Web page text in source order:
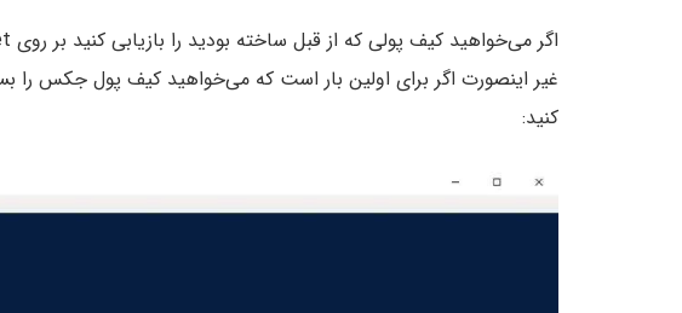
کنید: